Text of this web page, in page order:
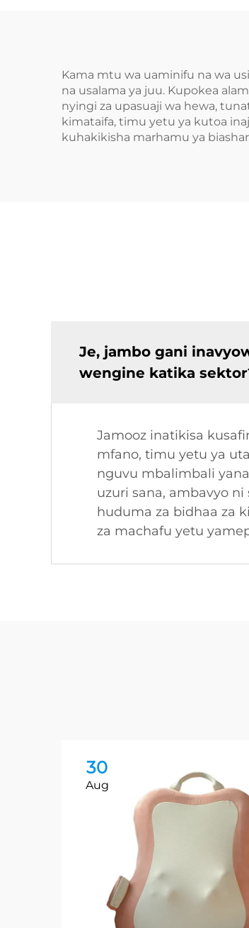
Kama mtu wa uaminifu na wa
na usalama ya juu. Kupokea
nyingi za upasuaji wa hewa,
kimataifa, timu yetu ya kutoa
kuhakikisha marhamu ya
Je, jambo gani
wengine katika
Jamooz inatikisa
mfano, timu yetu ya
nguvu mbalimbali
uzuri sana, ambavyo
huduma za bidhaa za
za machafu yetu
30
Aug